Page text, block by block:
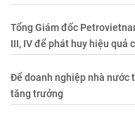
Tổng Giám đốc
III, IV để phát huy hiệu quả
Để doanh nghiệp nhà nước
tăng trưởng